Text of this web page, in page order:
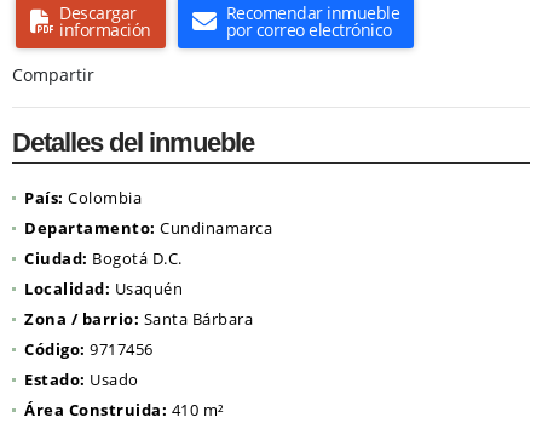
Descargar
información
Recomendar inmueble
por correo electrónico
Compartir
Detalles del inmueble
País: Colombia
Departamento: Cundinamarca
Ciudad: Bogotá D.C.
Localidad: Usaquén
Zona / barrio: Santa Bárbara
Código: 9717456
Estado: Usado
Área Construida: 410 m²